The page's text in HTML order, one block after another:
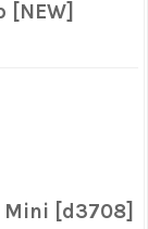
[NEW]
Mini [d3708]